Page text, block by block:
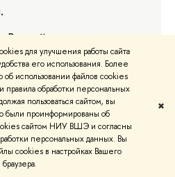
для улучшения работы сайта
его использования. Более
использовании файлов cookies
правила обработки персональных
пользоваться сайтом, вы
были проинформированы об
сайтом НИУ ВШЭ и согласны
персональных данных. Вы
cookies в настройках Вашего
браузера.
✖
правоведы
Очерки жизни и
х томах / В. А.
изд., доп. — Москва :
— Том 3 — 2015. —
5-94373-319-2. —
// Лань :
система. —